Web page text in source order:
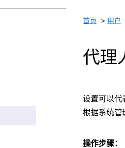
首页 用户
代理
设置可以代
根据系统管
操作步骤：